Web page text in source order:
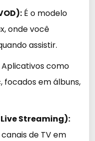
É o modelo
onde você
assistir.
Aplicativos como
focados em álbuns,
Streaming):
de TV em